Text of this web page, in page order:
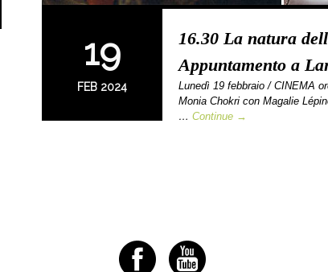
19
FEB 2024
16.30 La natura
Appuntamento a
Lunedì 19 febbraio / CINEMA
Monia Chokri con Magalie
… Continue →